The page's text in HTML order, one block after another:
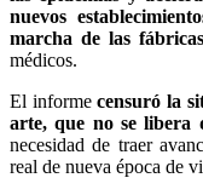
nuevos
marcha de las
médicos.
El informecensuró la
arte, que no se libera
necesidad de traer
real de nueva época de